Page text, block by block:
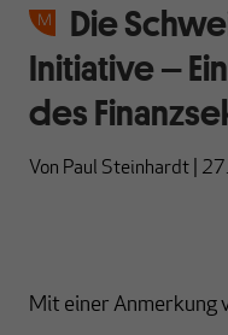
Die
Initiative –
des
Von Paul Steinhardt
Mit einer Anmerkung